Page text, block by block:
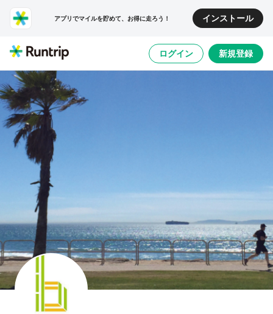
アプリでマイルを貯めて、お得に走ろう！ インストール
ログイン 新規登録